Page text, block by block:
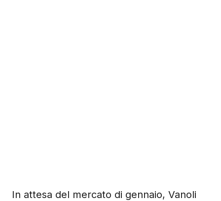
In attesa del mercato di gennaio, Vanoli